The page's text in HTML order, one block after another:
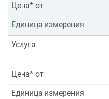
Цена* от
Единица измерения
Услуга
Цена* от
Единица измерения